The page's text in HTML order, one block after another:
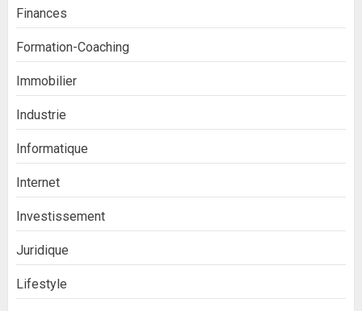
Finances
Formation-Coaching
Immobilier
Industrie
Informatique
Internet
Investissement
Juridique
Lifestyle